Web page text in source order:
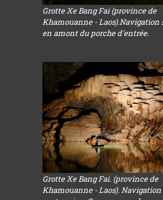
Grotte Xe Bang Fai (province de
Khamouanne - Laos).Navigation
en amont du porche d'entrée.
Grotte Xe Bang Fai. (province de
Khamouanne - Laos).